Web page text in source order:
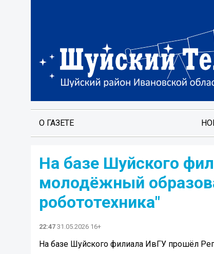
О ГАЗЕТЕ
На базе Шуйского
молодёжный
робототехника"
22:47 31.05.2026 16+
На базе Шуйского филиала ИвГУ прошёл